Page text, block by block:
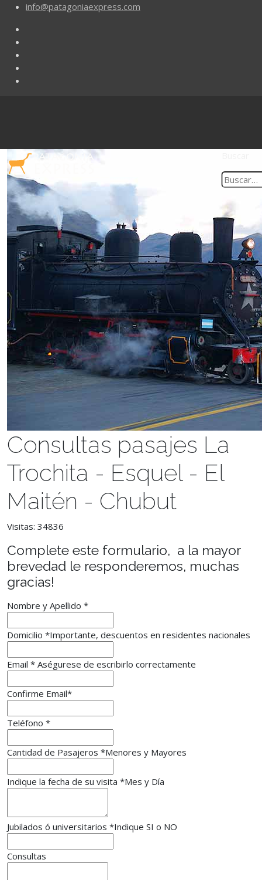
info@patagoniaexpress.com
Consultas pasajes La
Trochita - Esquel - El
Maitén - Chubut
Visitas: 34836
Complete este formulario, a la mayor
brevedad le responderemos, muchas
gracias!
Nombre y Apellido *
Domicilio *Importante, descuentos en residentes nacionales
Email * Aségurese de escribirlo correctamente
Confirme Email*
Teléfono *
Cantidad de Pasajeros *Menores y Mayores
Indique la fecha de su visita *Mes y Día
Jubilados ó universitarios *Indique SI o NO
Consultas